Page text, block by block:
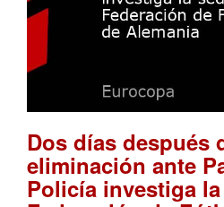
Dos días después
eliminación ante
Policía investiga